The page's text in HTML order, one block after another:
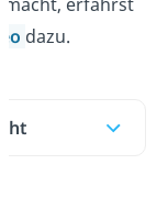
dazu.